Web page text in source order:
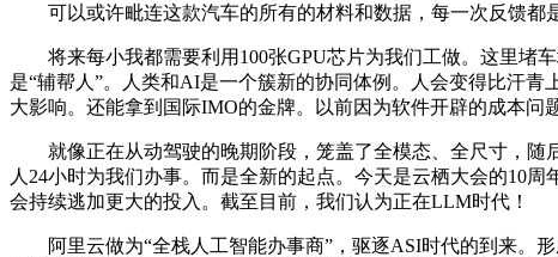
可以或许毗连这款汽车的所有的材料和数据，每一次反馈都是
将来每小我都需要利用100张GPU芯片为我们工做。这里堵
是“辅帮人”。人类和AI是一个簇新的协同体例。人会变得比汗
大影响。还能拿到国际IMO的金牌。以前因为软件开辟的成本
就像正在从动驾驶的晚期阶段，笼盖了全模态、全尺寸，随
人24小时为我们办事。而是全新的起点。今天是云栖大会的10
会持续逃加更大的投入。截至目前，我们认为正在LLM时代！
阿里云做为“全栈人工智能办事商”，驱逐ASI时代的到来。形